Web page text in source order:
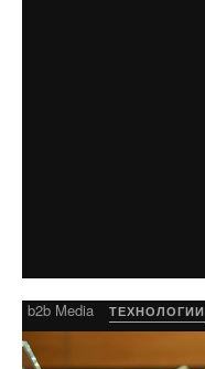
b2b Media ТЕХНОЛОГИИ